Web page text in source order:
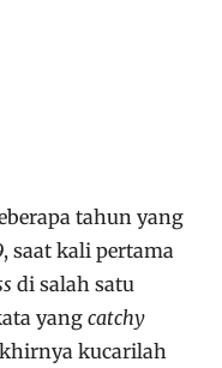
tahun yang
saat kali pertama
di salah satu
yang catchy
kucarilah